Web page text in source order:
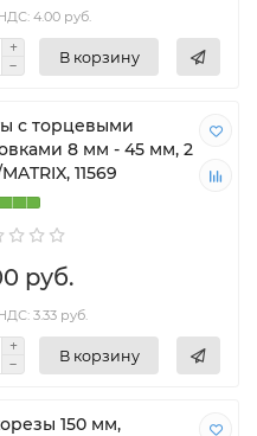
4.00 руб.
В корзину
с торцевыми
8 мм - 45 мм, 2
11569
руб.
3.33 руб.
В корзину
150 мм,